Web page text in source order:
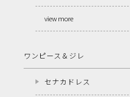
view more
ワンピース＆ジレ
セナカドレス